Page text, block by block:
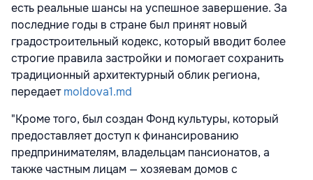
есть реальные шансы на успешное завершение. За
последние годы в стране был принят новый
градостроительный кодекс, который вводит более
строгие правила застройки и помогает сохранить
традиционный архитектурный облик региона,
передаетmoldova1.md
"Кроме того, был создан Фонд культуры, который
предоставляет доступ к финансированию
предпринимателям, владельцам пансионатов, а
также частным лицам — хозяевам домов с